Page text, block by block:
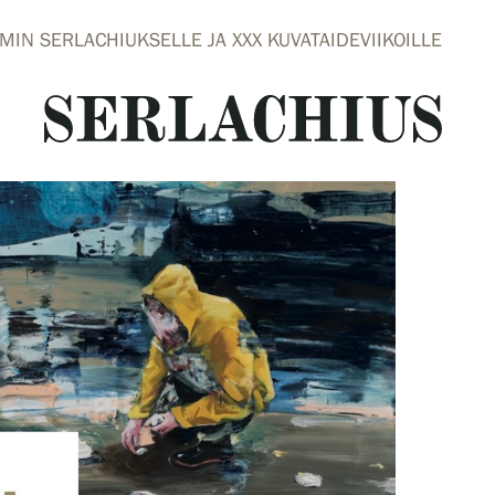
SERLACHIUKSELLE JA XXX KUVATAIDEVIIKOILLE